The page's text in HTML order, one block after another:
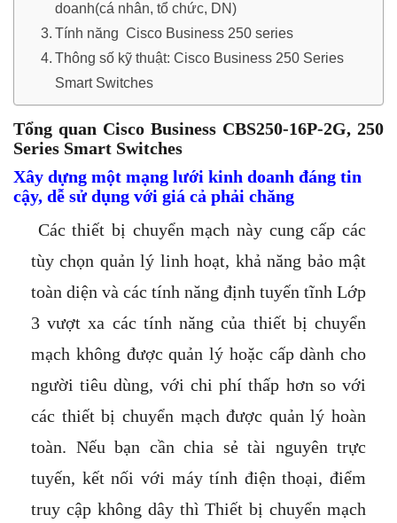
doanh(cá nhân, tổ chức, DN)
Tính năng Cisco Business 250 series
Thông số kỹ thuật: Cisco Business 250 Series
Smart Switches
Tổng quan Cisco Business CBS250-16P-2G, 250
Series Smart Switches
Xây dựng một mạng lưới kinh doanh đáng tin
cậy, dễ sử dụng với giá cả phải chăng
Các thiết bị chuyển mạch này cung cấp các
tùy chọn quản lý linh hoạt, khả năng bảo mật
toàn diện và các tính năng định tuyến tĩnh Lớp
3 vượt xa các tính năng của thiết bị chuyển
mạch không được quản lý hoặc cấp dành cho
người tiêu dùng, với chi phí thấp hơn so với
các thiết bị chuyển mạch được quản lý hoàn
toàn. Nếu bạn cần chia sẻ tài nguyên trực
tuyến, kết nối với máy tính điện thoại, điểm
truy cập không dây thì Thiết bị chuyển mạch